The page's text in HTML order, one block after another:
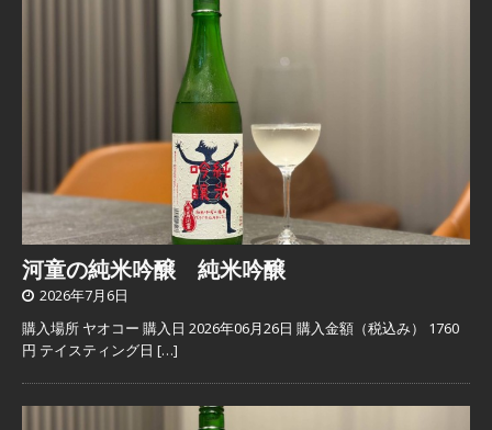
河童の純米吟醸 純米吟醸
2026年7月6日
購入場所 ヤオコー 購入日 2026年06月26日 購入金額（税込み） 1760
円 テイスティング日 […]